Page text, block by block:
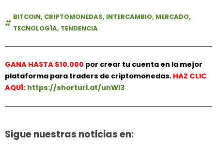
BITCOIN, CRIPTOMONEDAS, INTERCAMBIO, MERCADO,
TECNOLOGÍA, TENDENCIA
GANA HASTA $10.000 por crear tu cuenta en la mejor
plataforma para traders de criptomonedas. HAZ CLIC
AQUÍ: https://shorturl.at/unWl3
Sigue nuestras noticias en: